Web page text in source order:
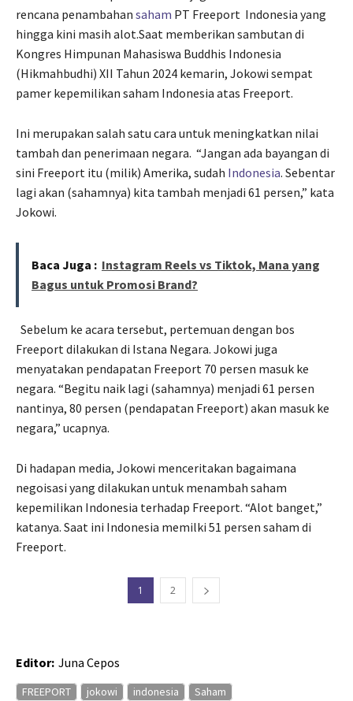
rencana penambahan saham PT Freeport Indonesia yang
hingga kini masih alot.Saat memberikan sambutan di
Kongres Himpunan Mahasiswa Buddhis Indonesia
(Hikmahbudhi) XII Tahun 2024 kemarin, Jokowi sempat
pamer kepemilikan saham Indonesia atas Freeport.
Ini merupakan salah satu cara untuk meningkatkan nilai
tambah dan penerimaan negara. “Jangan ada bayangan di
sini Freeport itu (milik) Amerika, sudah Indonesia. Sebentar
lagi akan (sahamnya) kita tambah menjadi 61 persen,” kata
Jokowi.
Baca Juga : Instagram Reels vs Tiktok, Mana yang
Bagus untuk Promosi Brand?
Sebelum ke acara tersebut, pertemuan dengan bos
Freeport dilakukan di Istana Negara. Jokowi juga
menyatakan pendapatan Freeport 70 persen masuk ke
negara. “Begitu naik lagi (sahamnya) menjadi 61 persen
nantinya, 80 persen (pendapatan Freeport) akan masuk ke
negara,” ucapnya.
Di hadapan media, Jokowi menceritakan bagaimana
negoisasi yang dilakukan untuk menambah saham
kepemilikan Indonesia terhadap Freeport. “Alot banget,”
katanya. Saat ini Indonesia memilki 51 persen saham di
Freeport.
1 2
Editor: Juna Cepos
FREEPORT jokowi indonesia Saham